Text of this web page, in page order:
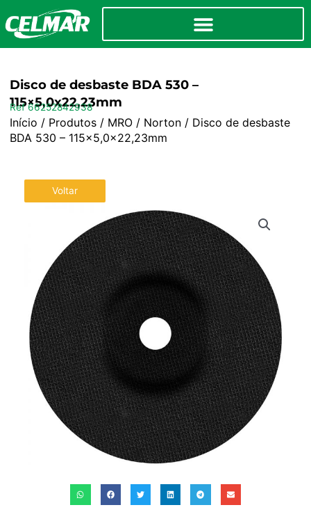
Disco de desbaste BDA 530 –
115×5,0x22,23mm
Ref 66252842938
Início / Produtos/ MRO/ Norton/ Disco de desbaste
BDA 530 – 115×5,0x22,23mm
Voltar